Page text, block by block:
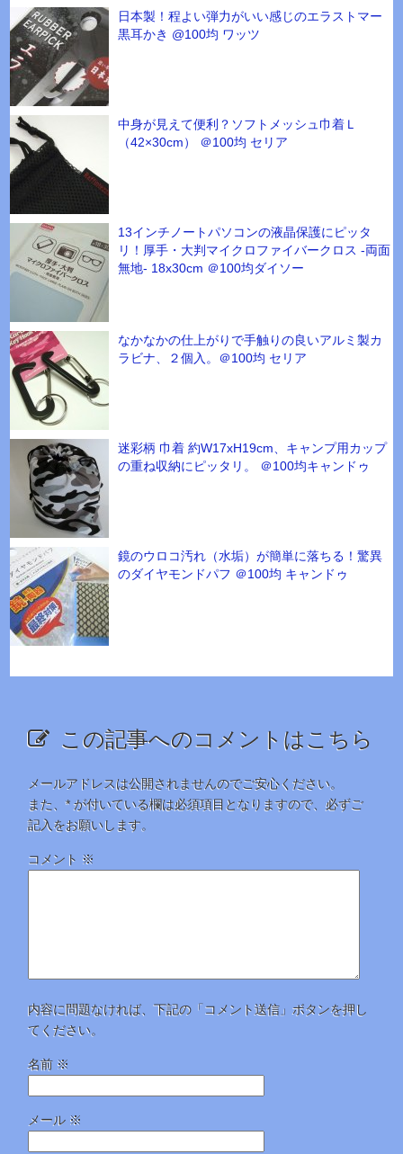
日本製！程よい弾力がいい感じのエラストマー
黒耳かき @100均 ワッツ
中身が見えて便利？ソフトメッシュ巾着Ｌ
（42×30cm） ＠100均 セリア
13インチノートパソコンの液晶保護にピッタ
リ！厚手・大判マイクロファイバークロス -両面
無地- 18x30cm ＠100均ダイソー
なかなかの仕上がりで手触りの良いアルミ製カ
ラビナ、２個入。＠100均 セリア
迷彩柄 巾着 約W17xH19cm、キャンプ用カップ
の重ね収納にピッタリ。 ＠100均キャンドゥ
鏡のウロコ汚れ（水垢）が簡単に落ちる！驚異
のダイヤモンドパフ ＠100均 キャンドゥ
この記事へのコメントはこちら
メールアドレスは公開されませんのでご安心ください。
また、* が付いている欄は必須項目となりますので、必ずご
記入をお願いします。
コメント ※
内容に問題なければ、下記の「コメント送信」ボタンを押し
てください。
名前 ※
メール ※